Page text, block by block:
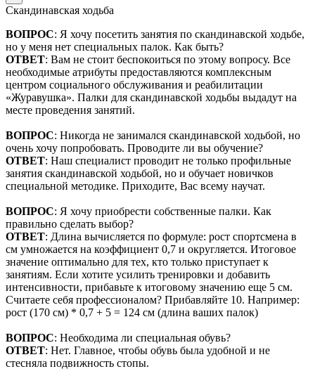
Скандинавская ходьба
ВОПРОС: Я хочу посетить занятия по скандинавской ходьбе,
но у меня нет специальных палок. Как быть?
ОТВЕТ: Вам не стоит беспокоиться по этому вопросу. Все
необходимые атрибуты предоставляются комплексным
центром социального обслуживания и реабилитации
«Журавушка». Палки для скандинавской ходьбы выдадут на
месте проведения занятий.
ВОПРОС: Никогда не занимался скандинавской ходьбой, но
очень хочу попробовать. Проводите ли вы обучение?
ОТВЕТ: Наш специалист проводит не только профильные
занятия скандинавской ходьбой, но и обучает новичков
специальной методике. Приходите, Вас всему научат.
ВОПРОС: Я хочу приобрести собственные палки. Как
правильно сделать выбор?
ОТВЕТ: Длина вычисляется по формуле: рост спортсмена в
см умножается на коэффициент 0,7 и округляется. Итоговое
значение оптимально для тех, кто только приступает к
занятиям. Если хотите усилить тренировки и добавить
интенсивности, прибавьте к итоговому значению еще 5 см.
Считаете себя профессионалом? Прибавляйте 10. Например:
рост (170 см) * 0,7 + 5 = 124 см (длина ваших палок)
ВОПРОС: Необходима ли специальная обувь?
ОТВЕТ: Нет. Главное, чтобы обувь была удобной и не
стесняла подвижность стопы.